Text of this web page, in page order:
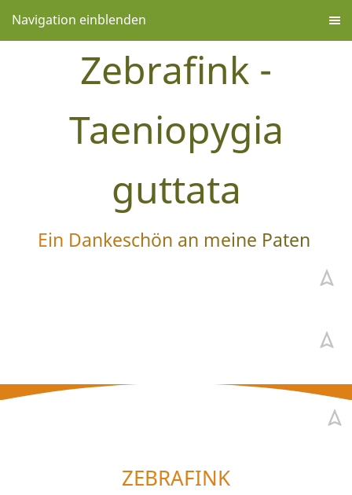
Navigation einblenden
Zebrafink -
Taeniopygia
guttata
Ein Dankeschön an meine Paten
ZEBRAFINK